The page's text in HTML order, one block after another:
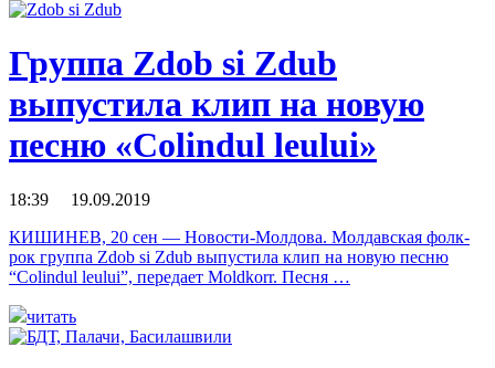
Группа Zdob si Zdub
выпустила клип на новую
песню «Colindul leului»
18:39 19.09.2019
КИШИНЕВ, 20 сен — Новости-Молдова. Молдавская фолк-
рок группа Zdob si Zdub выпустила клип на новую песню
“Colindul leului”, передает Moldkorr. Песня …
читать